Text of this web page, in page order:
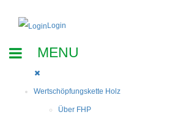
Login
Wertschöpfungskette Holz
Über FHP